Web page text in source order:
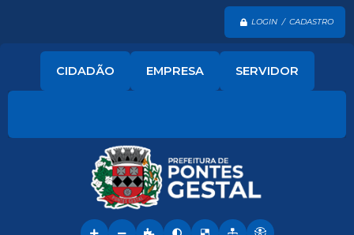
LOGIN / CADASTRO
CIDADÃO EMPRESA SERVIDOR